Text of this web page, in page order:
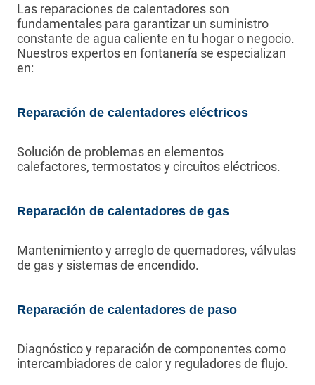
Las reparaciones de calentadores son
fundamentales para garantizar un suministro
constante de agua caliente en tu hogar o negocio.
Nuestros expertos en fontanería se especializan
en:
Reparación de calentadores eléctricos
Solución de problemas en elementos
calefactores, termostatos y circuitos eléctricos.
Reparación de calentadores de gas
Mantenimiento y arreglo de quemadores, válvulas
de gas y sistemas de encendido.
Reparación de calentadores de paso
Diagnóstico y reparación de componentes como
intercambiadores de calor y reguladores de flujo.